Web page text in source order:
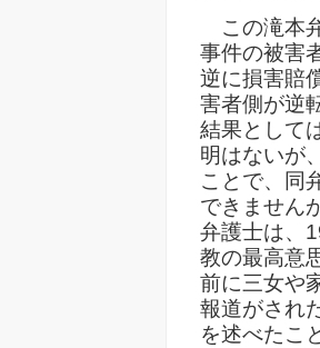
この滝本
事件の被害
逆に損害賠
害者側が逆
結果として
明はないが
ことで、同
できません
弁護士は、
教の最高意
前に三女や
報道がされ
を述べたこ